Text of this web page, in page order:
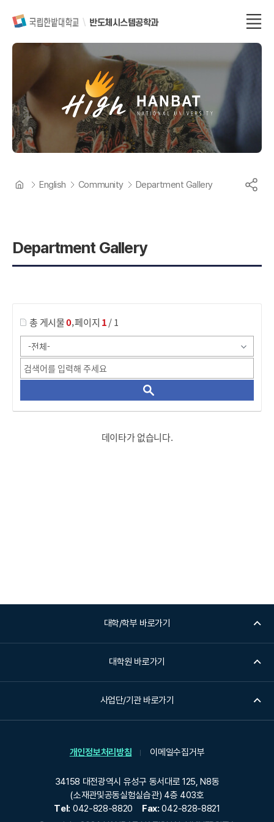
반도체시스템공학과
Department Gallery
English Community Department Gallery
총 게시물0,페이지 1/ 1
데이타가 없습니다.
대학/학부 바로가기
대학원 바로가기
사업단/기관 바로가기
개인정보처리방침 이메일수집거부
34158 대전광역시 유성구 동서대로 125, N8동
(소재관및공동실험실습관) 4층 403호
Tel: 042-828-8820 Fax: 042-828-8821